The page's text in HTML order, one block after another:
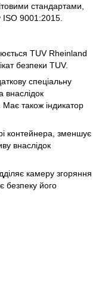
стандартами,
ISO 9001:2015.
TUV Rheinland
безпеки TUV.
спеціальну
внаслідок
також індикатор
контейнера, зменшує
внаслідок
камеру згоряння
безпеку його